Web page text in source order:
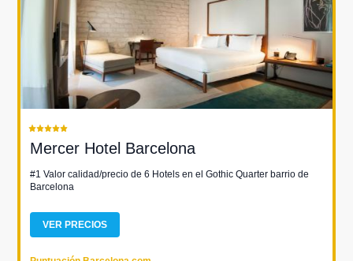
Mercer Hotel Barcelona
#1 Valor calidad/precio de 6 Hotels en el Gothic Quarter barrio de
Barcelona
VER PRECIOS